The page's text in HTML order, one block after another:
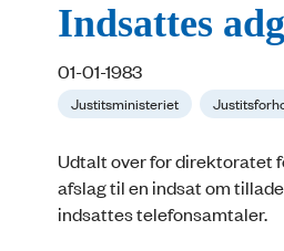
Indsattes
01-01-1983
Justitsministeriet
Udtalt over for direktoratet
afslag til en indsat om
indsattes telefonsamtaler.